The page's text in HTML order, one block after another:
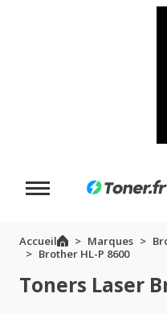
Accueil Marques
Brother HL-P 8600
Toners Laser